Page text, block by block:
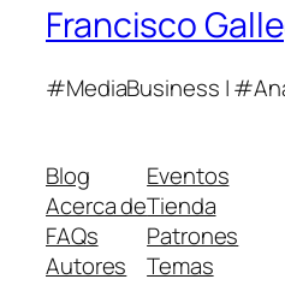
Francisco
#MediaBusiness |
Blog
Acerca de
FAQs
Autores
Eventos
Tienda
Patrones
Temas